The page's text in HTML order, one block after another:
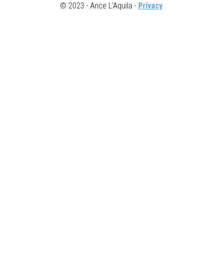
© 2023 - Ance L'Aquila - Privacy